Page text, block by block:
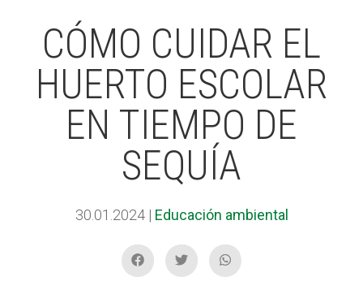
CÓMO CUIDAR EL
HUERTO ESCOLAR
EN TIEMPO DE
SEQUÍA
30.01.2024| Educación ambiental
CASES DE COLÒNIES
ACCIÓ SOCIAL I JOVES
ESPLAIS
SUPORT TERCER SECTOR